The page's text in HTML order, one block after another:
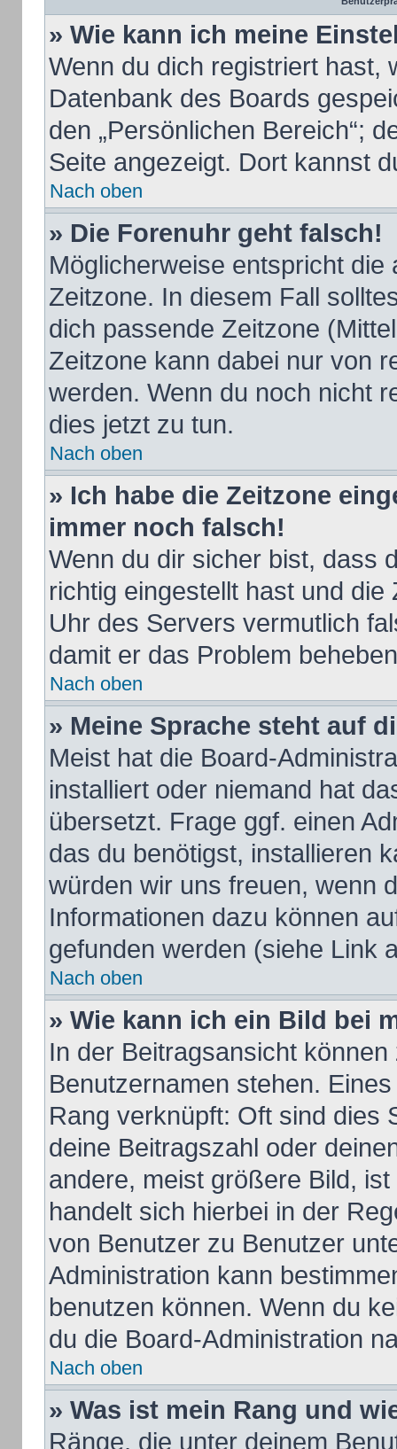
» Wie kann ich meine
Wenn du dich registriert hast,
Datenbank des Boards
den „Persönlichen Bereich“;
Seite angezeigt. Dort kannst
Nach oben
» Die Forenuhr geht falsch!
Möglicherweise entspricht
Zeitzone. In diesem Fall
dich passende Zeitzone
Zeitzone kann dabei nur von
werden. Wenn du noch nicht
dies jetzt zu tun.
Nach oben
» Ich habe die Zeitzone
immer noch falsch!
Wenn du dir sicher bist, dass
richtig eingestellt hast und
Uhr des Servers vermutlich
damit er das Problem
Nach oben
» Meine Sprache steht auf
Meist hat die Board-
installiert oder niemand hat
übersetzt. Frage ggf. einen
das du benötigst, installieren
würden wir uns freuen, wenn
Informationen dazu können
gefunden werden (siehe Link
Nach oben
» Wie kann ich ein Bild bei
In der Beitragsansicht
Benutzernamen stehen.
Rang verknüpft: Oft sind dies
deine Beitragszahl oder
andere, meist größere Bild,
handelt sich hierbei in der
von Benutzer zu Benutzer
Administration kann
benutzen können. Wenn du
du die Board-Administration
Nach oben
» Was ist mein Rang und
Ränge, die unter deinem